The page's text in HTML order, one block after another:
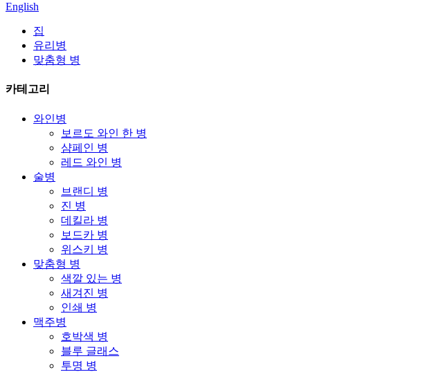
English
집
유리병
맞춤형 병
카테고리
와인병
보르도 와인 한 병
샴페인 병
레드 와인 병
술병
브랜디 병
진 병
데킬라 병
보드카 병
위스키 병
맞춤형 병
색깔 있는 병
새겨진 병
인쇄 병
맥주병
호박색 병
블루 글래스
투명 병